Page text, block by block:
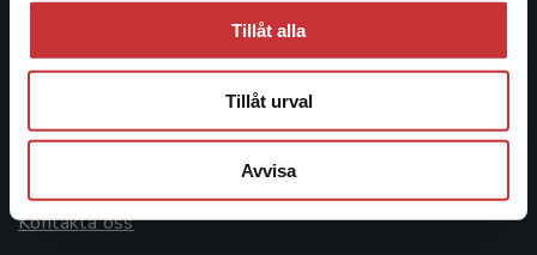
Tillåt alla
Tillåt urval
Avvisa
facklitteratur, utbildningar och digitala
informationstjänster i utbudet, finns Studentlitteratur med
längs hela kunskapsresan.
Kontakta oss